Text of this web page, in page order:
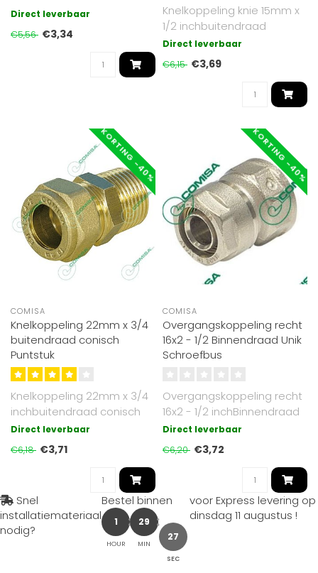
Direct leverbaar
€5,56 €3,34
Knelkoppeling knie 15mm x
1/2 inchbuitendraad
conisch
Direct leverbaar
€6,15 €3,69
KORTING -40%
COMISA
Knelkoppeling 22mm x 3/4
buitendraad conisch
Puntstuk
Knelkoppeling 22mm x 3/4
inchbuitendraad conisch
Direct leverbaar
€6,18 €3,71
KORTING -40%
COMISA
Overgangskoppeling recht
16x2 - 1/2 Binnendraad Unik
Schroefbus
Overgangskoppeling recht
16x2 - 1/2 inchBinnendraad
Unik
Direct leverbaar
€6,20 €3,72
Snel
installatiemateriaal
nodig?
Bestel binnen
1
HOUR
29
MIN
26
SEC
voor Express levering op
dinsdag 11 augustus !